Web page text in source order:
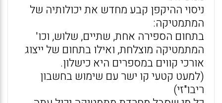
ניסוי ההיקפן קבע מחדש את יכולותיה של
המתמטיקה:
בתחום הספירה אחת, שתיים, שלוש, וכו'
המתמטיקה מוצלחת, ואילו בתחום של ייצוג
אורכי קווים במספרים היא כישלון.
(למעט קטעי קו ישר עם שימוש בחשבון
ריבו"זי)